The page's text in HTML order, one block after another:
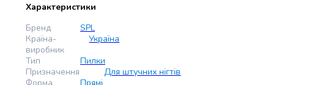
Характеристики
Бренд
SPL
Країна-
виробник
Україна
Тип
Пилки
Призначення
Для штучних нігтів